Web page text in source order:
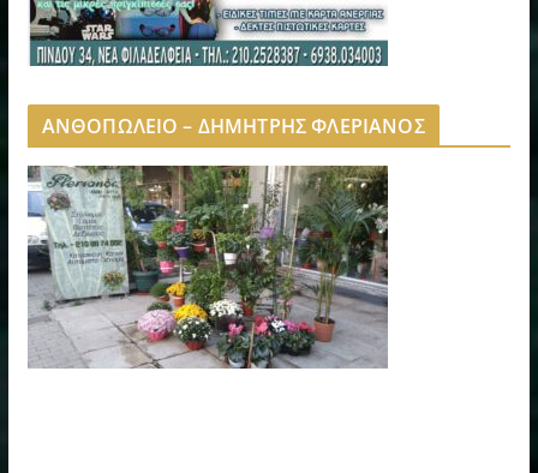
ΑΝΘΟΠΩΛΕΙΟ – ΔΗΜΗΤΡΗΣ ΦΛΕΡΙΑΝΟΣ